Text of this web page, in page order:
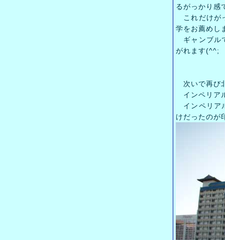
るがっかり感
これだけが
学をお薦めし
ギャンブル
がれます(^^;
次いで再び
インペリア
インペリア
けだったのが